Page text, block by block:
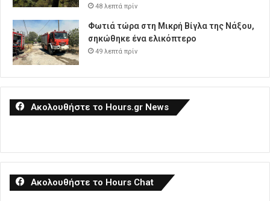
48 λεπτά πρίν
Φωτιά τώρα στη Μικρή Βίγλα της Νάξου,
σηκώθηκε ένα ελικόπτερο
49 λεπτά πρίν
Ακολουθήστε το Hours.gr News
Ακολουθήστε το Hours Chat